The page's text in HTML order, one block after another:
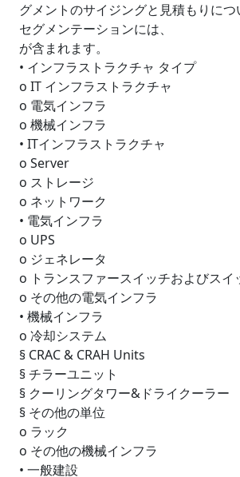
グメントのサイジングと見積もりにつ
セグメンテーションには、
が含まれます。
• インフラストラクチャ タイプ
o IT インフラストラクチャ
o 電気インフラ
o 機械インフラ
• ITインフラストラクチャ
o Server
o ストレージ
o ネットワーク
• 電気インフラ
o UPS
o ジェネレータ
o トランスファースイッチおよびスイ
o その他の電気インフラ
• 機械インフラ
o 冷却システム
§ CRAC & CRAH Units
§ チラーユニット
§ クーリングタワー&ドライクーラー
§ その他の単位
o ラック
o その他の機械インフラ
• 一般建設